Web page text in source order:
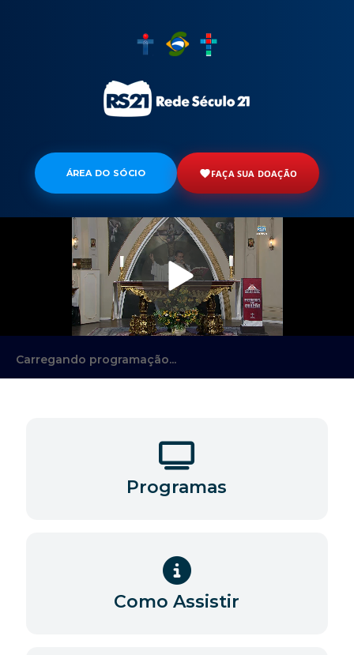
ÁREA DO SÓCIO FAÇA SUA DOAÇÃO
Carregando programação...
Programas
Como Assistir